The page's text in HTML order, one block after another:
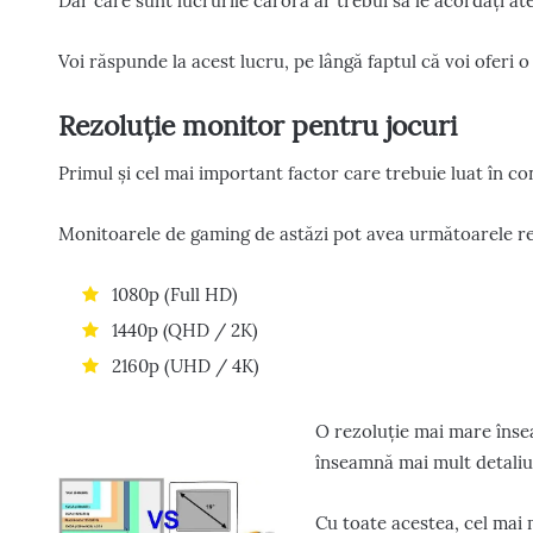
Voi răspunde la acest lucru, pe lângă faptul că voi oferi
Rezoluţie monitor pentru jocuri
Primul și cel mai important factor care trebuie luat în
Monitoarele de gaming de astăzi pot avea următoarele
1080p (Full HD)
1440p (QHD / 2K)
2160p (UHD / 4K)
O rezoluție mai mare
înseamnă mai mult
Cu toate acestea, cel